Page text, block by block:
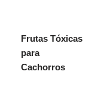
Frutas Tóxicas
para
Cachorros